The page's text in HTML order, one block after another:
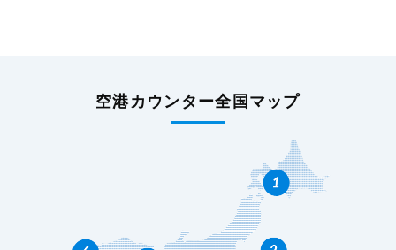
空港カウンター全国マップ